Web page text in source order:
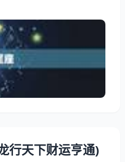
月出生的男孩们又属
这个星座之谜。 一、
划分为12个区域的带
座。星座是由人类观测
特定的星群，这些星群
，这些形状就被称为星
行天下财运亨通)